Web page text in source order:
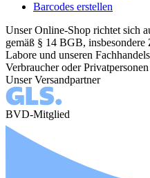
Barcodes erstellen
Unser Online-Shop richtet sich
gemäß § 14 BGB, insbesondere
Labore und unseren
Verbraucher oder
Unser Versandpartner
BVD-Mitglied